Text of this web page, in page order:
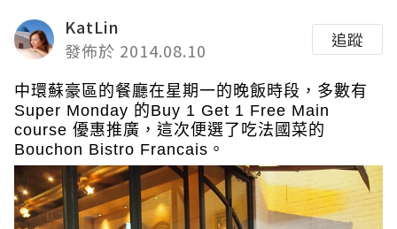
KatLin
發佈於 2014.08.10
追蹤
中環蘇豪區的餐廳在星期一的晚飯時段，多數有
Super Monday 的Buy 1 Get 1 Free Main
course 優惠推廣，這次便選了吃法國菜的
Bouchon Bistro Francais。